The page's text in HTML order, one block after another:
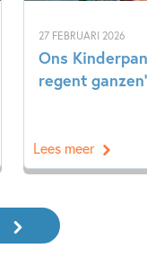
27 FEBRUARI 2026
Ons
regent ganzen’
Lees meer